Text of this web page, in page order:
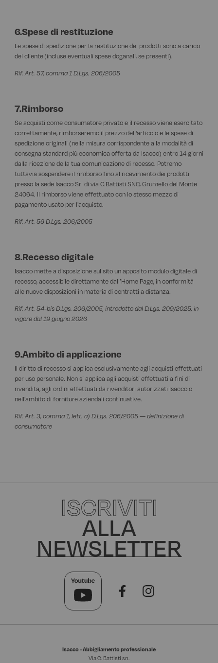
6.Spese di restituzione
Le spese di spedizione per la restituzione dei prodotti sono a carico
del cliente (incluse eventuali spese doganali, se presenti).
Rif. Art. 57, comma 1 D.Lgs. 206/2005
7.Rimborso
Se acquisti come consumatore privato e il recesso viene esercitato
correttamente, rimborseremo il prezzo dell'articolo e le spese di
spedizione originali (nella misura corrispondente alla modalità di
consegna standard più economica offerta da Isacco) entro 14 giorni
dalla ricezione della tua comunicazione di recesso. Potremo
tuttavia sospendere il rimborso fino al ricevimento dei prodotti
presso la sede Isacco Srl di via C.Battisti SNC, Grumello del Monte
24064. Il rimborso viene effettuato con lo stesso mezzo di
pagamento usato per l'acquisto.
Rif. Art. 56 D.Lgs. 206/2005
8.Recesso digitale
Isacco mette a disposizione sul sito un apposito modulo digitale di
recesso, accessibile direttamente dall’Home Page, in conformità
alle nuove disposizioni in materia di contratti a distanza.
Rif. Art. 54-bis D.Lgs. 206/2005, introdotto dal D.Lgs. 209/2025, in
vigore dal 19 giugno 2026
9.Ambito di applicazione
Il diritto di recesso si applica esclusivamente agli acquisti effettuati
per uso personale. Non si applica agli acquisti effettuati a fini di
rivendita, agli ordini effettuati da rivenditori autorizzati Isacco o
nell'ambito di forniture aziendali continuative.
Rif. Art. 3, comma 1, lett. a) D.Lgs. 206/2005 — definizione di
consumatore
ISCRIVITI
ALLA
NEWSLETTER
Isacco - Abbigliamento professionale
Via C. Battisti sn.